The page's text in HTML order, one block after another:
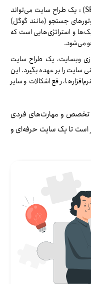
بهینه‌سازی برای موتورهای جستجو (SEO) : یک طراح سایت می‌تواند
جستجو (مانند گوگل)
و استراتژی‌هایی است که
می‌شود.
وبسایت، یک طراح سایت
سایت را بر عهده بگیرد. این
رفع اشکالات و سایر
تخصص و مهارت‌های فردی
است تا یک سایت حرفه‌ای و